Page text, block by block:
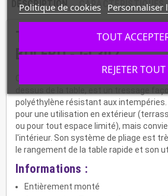
DESCRIPTION CARACTÉRISTIQUES
Table carrée pliable en
BOLERO - GL302
Cette table pliante, carrée à une
polyéthylène résistant aux intempéries.
pour une utilisation en extérieur
ou pour tout espace limité), mais
l'intérieur. Son système de pliage est
le rangement de la table rapide et son
Informations :
Entièrement monté
Politique de cookies Personnaliser
REJETER TOUT
TOUT